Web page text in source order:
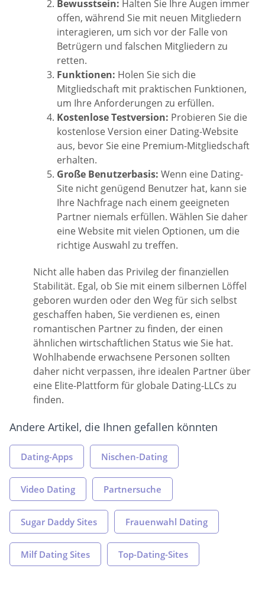
Bewusstsein: Halten Sie Ihre Augen immer
offen, während Sie mit neuen Mitgliedern
interagieren, um sich vor der Falle von
Betrügern und falschen Mitgliedern zu
retten.
Funktionen: Holen Sie sich die
Mitgliedschaft mit praktischen Funktionen,
um Ihre Anforderungen zu erfüllen.
Kostenlose Testversion: Probieren Sie die
kostenlose Version einer Dating-Website
aus, bevor Sie eine Premium-Mitgliedschaft
erhalten.
Große Benutzerbasis: Wenn eine Dating-
Site nicht genügend Benutzer hat, kann sie
Ihre Nachfrage nach einem geeigneten
Partner niemals erfüllen. Wählen Sie daher
eine Website mit vielen Optionen, um die
richtige Auswahl zu treffen.
Nicht alle haben das Privileg der finanziellen
Stabilität. Egal, ob Sie mit einem silbernen Löffel
geboren wurden oder den Weg für sich selbst
geschaffen haben, Sie verdienen es, einen
romantischen Partner zu finden, der einen
ähnlichen wirtschaftlichen Status wie Sie hat.
Wohlhabende erwachsene Personen sollten
daher nicht verpassen, ihre idealen Partner über
eine Elite-Plattform für globale Dating-LLCs zu
finden.
Andere Artikel, die Ihnen gefallen könnten
Dating-Apps Nischen-Dating
Video Dating Partnersuche
Sugar Daddy Sites Frauenwahl Dating
Milf Dating Sites Top-Dating-Sites